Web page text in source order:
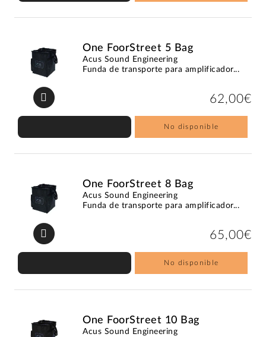
One FoorStreet 5 Bag
Acus Sound Engineering
Funda de transporte para amplificador...
62,00€
No disponible
One FoorStreet 8 Bag
Acus Sound Engineering
Funda de transporte para amplificador...
65,00€
No disponible
One FoorStreet 10 Bag
Acus Sound Engineering